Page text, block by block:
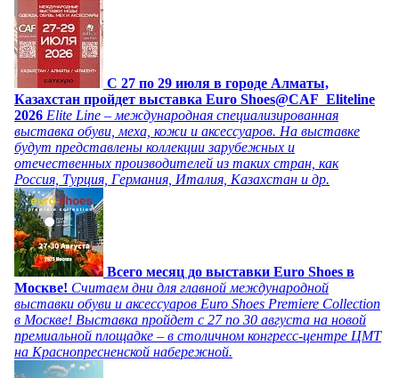
C 27 по 29 июля в городе Алматы,
Казахстан пройдет выставка Euro Shoes@CAF_Eliteline
2026 Elite Line – международная специализированная
выставка обуви, меха, кожи и аксессуаров. На выставке
будут представлены коллекции зарубежных и
отечественных производителей из таких стран, как
Россия, Турция, Германия, Италия, Казахстан и др.
Всего месяц до выставки Euro Shoes в
Москве! Считаем дни для главной международной
выставки обуви и аксессуаров Euro Shoes Premiere Collection
в Москве! Выставка пройдет с 27 по 30 августа на новой
премиальной площадке – в столичном конгресс-центре ЦМТ
на Краснопресненской набережной.